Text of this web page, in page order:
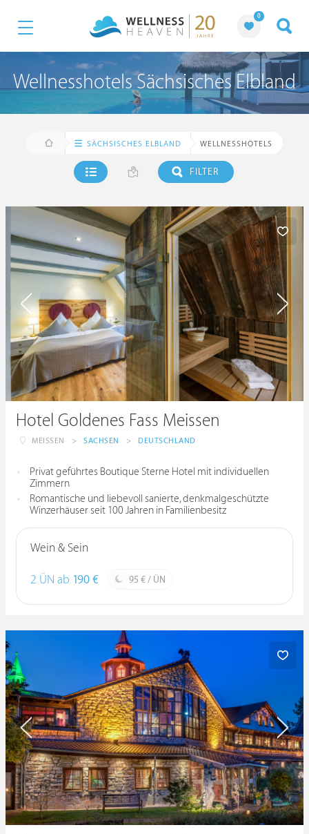
0
Wellnesshotels Sächsisches Elbland
SÄCHSISCHES ELBLAND WELLNESSHOTELS
FILTER
Hotel Goldenes Fass Meissen
MEISSEN > SACHSEN > DEUTSCHLAND
Privat geführtes Boutique Sterne Hotel mit individuellen
Zimmern
Romantische und liebevoll sanierte, denkmalgeschützte
Winzerhäuser seit 100 Jahren in Familienbesitz
Wein & Sein
2 ÜN ab 190 € 95 € / ÜN